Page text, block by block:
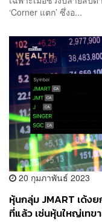
‘Corner แตก’ ซึ่งอ...
20 กุมภาพันธ์ 2023
หุ้นกลุ่ม JMART เด้ง
ที่แล้ว เซ่นหุ้นใหญ่เท